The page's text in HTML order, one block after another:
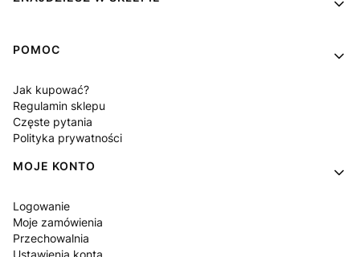
POMOC
Jak kupować?
Regulamin sklepu
Częste pytania
Polityka prywatności
MOJE KONTO
Logowanie
Moje zamówienia
Przechowalnia